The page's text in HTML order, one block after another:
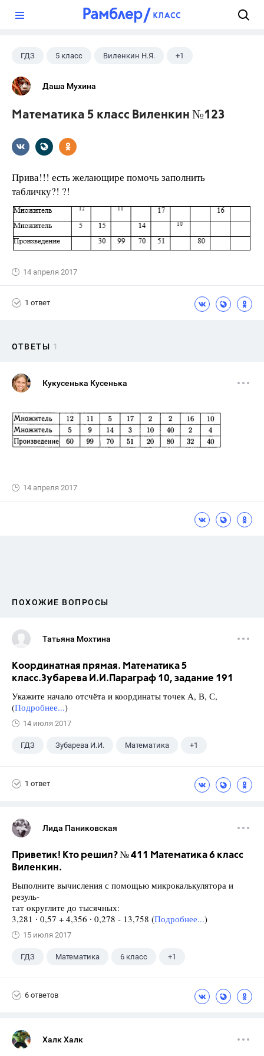
ГДЗ 5 класс Виленкин Н.Я. +1
Математика
Даша Мухина
Математика 5 класс Виленкин №123
Прива!!! есть желающире помочь заполнить
табличку?! ?!
14 апреля 2017
1 ответ
ОТВЕТЫ 1
Кукусенька Кусенька
14 апреля 2017
ПОХОЖИЕ ВОПРОСЫ
Татьяна Мохтина
Координатная прямая. Математика 5
класс.Зубарева И.И.Параграф 10, задание 191
Укажите начало отсчёта и координаты точек А, В, С,
(Подробнее...)
14 июля 2017
ГДЗ Зубарева И.И. Математика +1
1 ответ
Лида Паниковская
Приветик! Кто решил? № 411 Математика 6 класс
Виленкин.
Выполните вычисления с помощью микрокалькулятора и
резуль-
тат округлите до тысячных:
3,281 ∙ 0,57 + 4,356 ∙ 0,278 - 13,758 (Подробнее...)
15 июля 2017
ГДЗ Математика 6 класс +1
6 ответов
Халк Халк